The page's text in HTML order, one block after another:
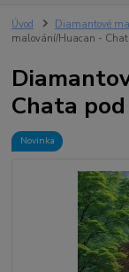
Úvod Diamantové
malování/Huacan -
Chata
Novinka